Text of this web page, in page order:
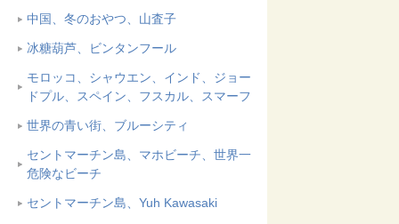
中国、冬のおやつ、山査子
冰糖葫芦、ビンタンフール
モロッコ、シャウエン、インド、ジョー
ドプル、スペイン、フスカル、スマーフ
世界の青い街、ブルーシティ
セントマーチン島、マホビーチ、世界一
危険なビーチ
セントマーチン島、Yuh Kawasaki